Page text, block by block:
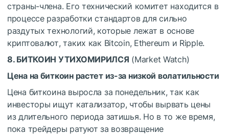
страны-члена. Его технический комитет находится в
процессе разработки стандартов для сильно
раздутых технологий, которые лежат в основе
криптовалют, таких как Bitcoin, Ethereum и Ripple.
8. БИТКОИН УТИХОМИРИЛСЯ (Market Watch)
Цена на биткоин растет из-за низкой волатильности
Цена биткоина выросла за понедельник, так как
инвесторы ищут катализатор, чтобы вырвать цены
из длительного периода затишья. Но в то же время,
пока трейдеры ратуют за возвращение